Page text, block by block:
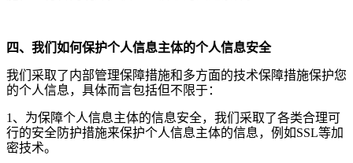
四、我们如何保护个人信息主体的个人信息安全
我们采取了内部管理保障措施和多方面的技术保障措施保护您
的个人信息，具体而言包括但不限于：
1 、为保障个人信息主体的信息安全，我们采取了各类合理可
行的安全防护措施来保护个人信息主体的信息，例如SSL等加
密技术。